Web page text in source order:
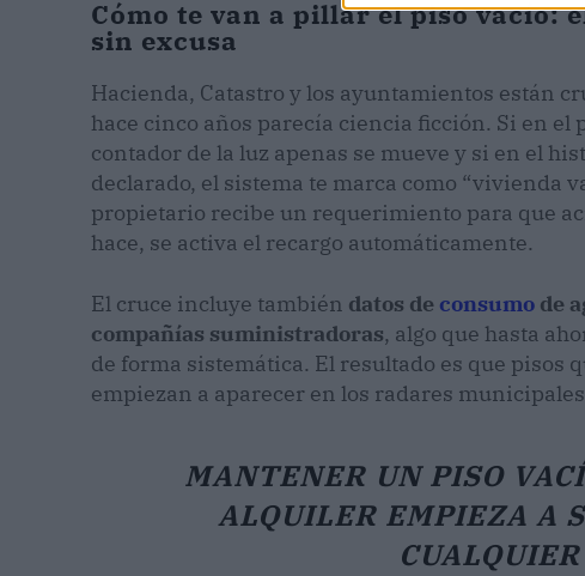
Cómo te van a pillar el piso vacío:
sin excusa
Hacienda, Catastro y los ayuntamientos están
hace cinco años parecía ciencia ficción. Si en
contador de la luz apenas se mueve y si en el
declarado, el sistema te marca como “vivienda
propietario recibe un requerimiento para que
hace, se activa el recargo automáticamente.
El cruce incluye también datos de consumo de
compañías suministradoras, algo que hasta
de forma sistemática. El resultado es que pisos
empiezan a aparecer en los radares
MANTENER UN PISO
ALQUILER EMPIEZA A